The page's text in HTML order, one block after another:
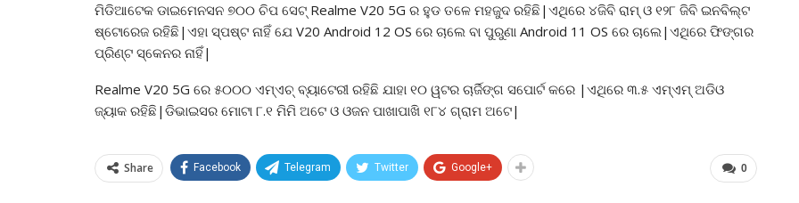
ମିଡିଆଟେକ ଡାଇମେନସନ ୭୦୦ ଚିପ ସେଟ୍ Realme V20 5G ର ହୁଡ ତଳେ ମହଜୁଦ ରହିଛି|ଏଥିରେ ୪ଜିବି ରାମ୍ ଓ ୧୨୮ ଜିବି ଇନବିଲ୍ଟ
ଷ୍ଟୋରେଜ ରହିଛି|ଏହା ସ୍ପଷ୍ଟ ନାହିଁ ଯେ V20 Android 12 OS ରେ ଚାଲେ ବା ପୁରୁଣା Android 11 OS ରେ ଚାଲେ|ଏଥିରେ ଫିଙ୍ଗର
ପ୍ରିଣ୍ଟ ସ୍କେନର ନାହିଁ|
Realme V20 5G ରେ ୫୦୦୦ ଏମ୍ଏଚ୍ ବ୍ୟାଟେରୀ ରହିଛି ଯାହା ୧୦ ୱଟର ଚାର୍ଜିଙ୍ଗ ସପୋର୍ଟ କରେ |ଏଥିରେ ୩.୫ ଏମ୍ଏମ୍ ଅଡିଓ
ଜ୍ୟାକ ରହିଛି|ଡିଭାଇସର ମୋଟା ୮.୧ ମିମି ଅଟେ ଓ ଓଜନ ପାଖାପାଖି ୧୮୪ ଗ୍ରାମ ଅଟେ|
0
Share Facebook Telegram Twitter Google+